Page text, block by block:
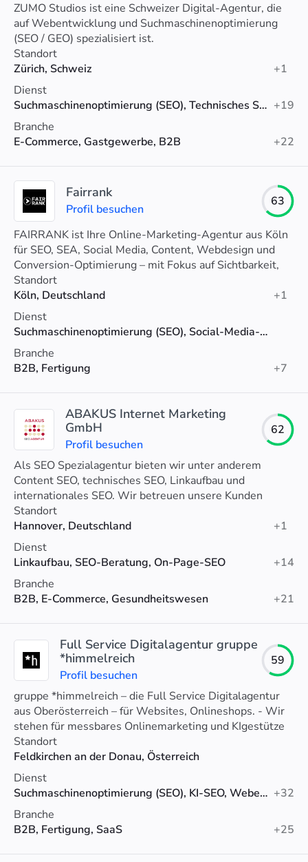
ZUMO Studios ist eine Schweizer Digital-Agentur, die
auf Webentwicklung und Suchmaschinenoptimierung
(SEO / GEO) spezialisiert ist.
Standort
Zürich, Schweiz
+1
Dienst
Suchmaschinenoptimierung (SEO), Technisches SEO, SEO-Beratung +19
Branche
E-Commerce, Gastgewerbe, B2B
+22
Fairrank
Profil besuchen
63
FAIRRANK ist Ihre Online-Marketing-Agentur aus Köln
für SEO, SEA, Social Media, Content, Webdesign und
Conversion-Optimierung – mit Fokus auf Sichtbarkeit,
Leads und Wachstum.
Standort
Köln, Deutschland
+1
Dienst
Suchmaschinenoptimierung (SEO), Social-Media-Marketing, PPC
Branche
B2B, Fertigung
+7
ABAKUS Internet Marketing
GmbH
Profil besuchen
62
Als SEO Spezialagentur bieten wir unter anderem
Content SEO, technisches SEO, Linkaufbau und
internationales SEO. Wir betreuen unsere Kunden
persönlich und entwickeln eine individuelle SEO
Strategie.
Standort
Hannover, Deutschland
+1
Dienst
Linkaufbau, SEO-Beratung, On-Page-SEO
+14
Branche
B2B, E-Commerce, Gesundheitswesen
+21
Full Service Digitalagentur gruppe
*himmelreich
Profil besuchen
59
gruppe *himmelreich – die Full Service Digitalagentur
aus Oberösterreich – für Websites, Onlineshops. - Wir
stehen für messbares Onlinemarketing und KIgestütze
Optimierung.
Standort
Feldkirchen an der Donau, Österreich
Dienst
Suchmaschinenoptimierung (SEO), KI-SEO, Webentwicklung +32
Branche
B2B, Fertigung, SaaS
+25